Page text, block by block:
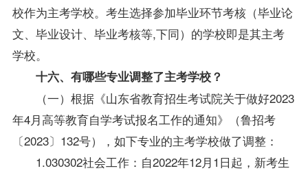
校作为主考学校。考生选择参加毕业环节考核（毕业论
文、毕业设计、毕业考核等,下同）的学校即是其主考
学校。
十六、有哪些专业调整了主考学校？
（一）根据《山东省教育招生考试院关于做好2023
年4月高等教育自学考试报名工作的通知》（鲁招考
〔2023〕132号），如下专业的主考学校做了调整：
1.030302社会工作：自2022年12月1日起，新考生